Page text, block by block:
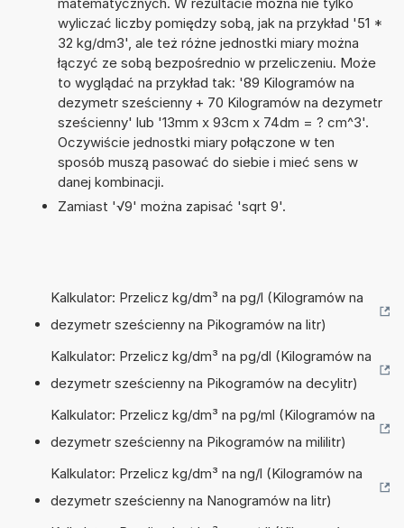
wyliczać liczby pomiędzy sobą, jak na przykład '51 *
32 kg/dm3', ale też różne jednostki miary można
łączyć ze sobą bezpośrednio w przeliczeniu. Może
to wyglądać na przykład tak: '89 Kilogramów na
dezymetr sześcienny + 70 Kilogramów na dezymetr
sześcienny' lub '13mm x 93cm x 74dm = ? cm^3'.
Oczywiście jednostki miary połączone w ten
sposób muszą pasować do siebie i mieć sens w
danej kombinacji.
Zamiast '√9' można zapisać 'sqrt 9'.
Kalkulator: Przelicz kg/dm³ na pg/l (Kilogramów na
dezymetr sześcienny na Pikogramów na litr)
Kalkulator: Przelicz kg/dm³ na pg/dl (Kilogramów na
dezymetr sześcienny na Pikogramów na decylitr)
Kalkulator: Przelicz kg/dm³ na pg/ml (Kilogramów na
dezymetr sześcienny na Pikogramów na mililitr)
Kalkulator: Przelicz kg/dm³ na ng/l (Kilogramów na
dezymetr sześcienny na Nanogramów na litr)